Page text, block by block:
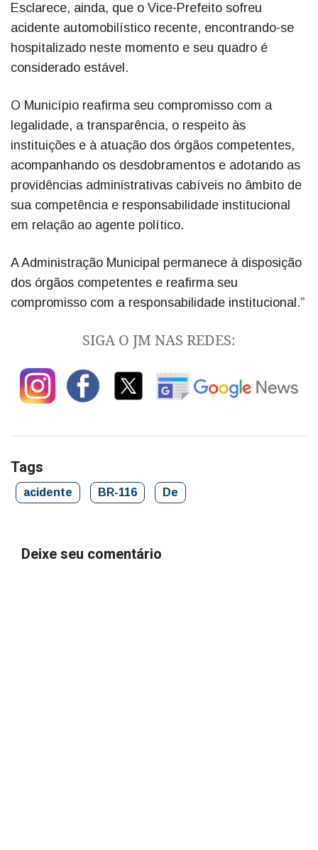
Esclarece, ainda, que o Vice-Prefeito sofreu
acidente automobilístico recente, encontrando-se
hospitalizado neste momento e seu quadro é
considerado estável.
O Município reafirma seu compromisso com a
legalidade, a transparência, o respeito às
instituições e à atuação dos órgãos competentes,
acompanhando os desdobramentos e adotando as
providências administrativas cabíveis no âmbito de
sua competência e responsabilidade institucional
em relação ao agente político.
A Administração Municipal permanece à disposição
dos órgãos competentes e reafirma seu
compromisso com a responsabilidade institucional.”
SIGA O JM NAS REDES:
Tags
acidente BR-116 De
Deixe seu comentário